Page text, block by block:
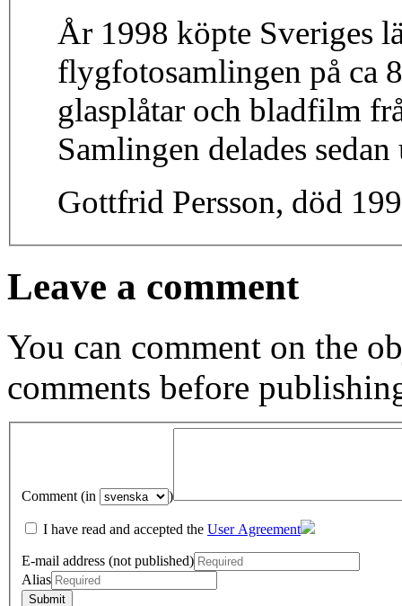
År 1998 köpte Sveriges
flygfotosamlingen på ca
glasplåtar och bladfilm
Samlingen delades
Gottfrid Persson, död
Leave a comment
You can comment on the
comments before
Comment (in )
I have read and accepted the User Agreement
E-mail address (not published)
Alias